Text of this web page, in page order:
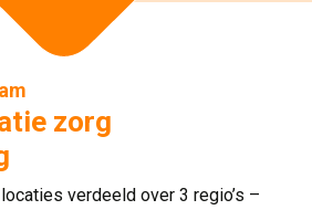
zorg
verdeeld over 3 regio’s –